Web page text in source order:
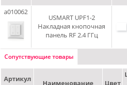
a010062
USMART UPF1-2
Накладная кнопочная
панель RF 2.4 ГГц
Сопутствующие товары
Артикул
Наименование Цвет